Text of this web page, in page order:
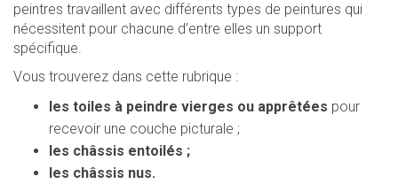
peintres travaillent avec différents types de peintures qui
nécessitent pour chacune d’entre elles un support
spécifique.
Vous trouverez dans cette rubrique :
les toiles à peindre vierges ou apprêtées pour
recevoir une couche picturale ;
les châssis entoilés ;
les châssis nus.